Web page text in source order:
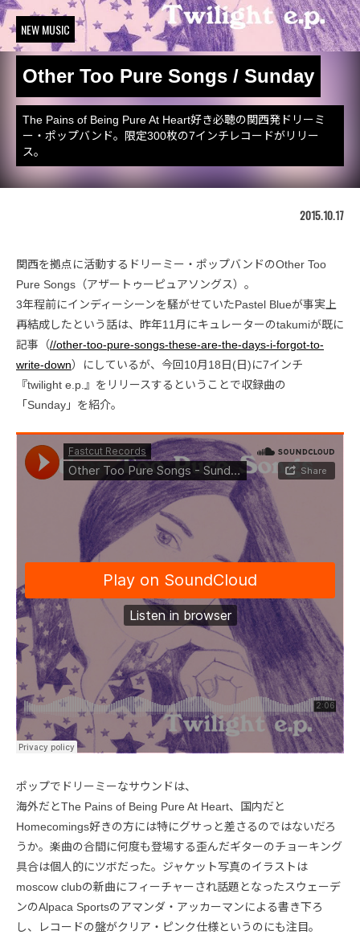
NEW MUSIC
Other Too Pure Songs / Sunday
The Pains of Being Pure At Heart好き必聴の関西発ドリーミ
ー・ポップバンド。限定300枚の7インチレコードがリリー
ス。
2015.10.17
関西を拠点に活動するドリーミー・ポップバンドのOther Too
Pure Songs（アザートゥーピュアソングス）。
3年程前にインディーシーンを騒がせていたPastel Blueが事実上
再結成したという話は、昨年11月にキュレーターのtakumiが既に
記事（//other-too-pure-songs-these-are-the-days-i-forgot-to-
write-down）にしているが、今回10月18日(日)に7インチ
『twilight e.p.』をリリースするということで収録曲の
「Sunday」を紹介。
ポップでドリーミーなサウンドは、
海外だとThe Pains of Being Pure At Heart、国内だと
Homecomings好きの方には特にグサっと差さるのではないだろ
うか。楽曲の合間に何度も登場する歪んだギターのチョーキング
具合は個人的にツボだった。ジャケット写真のイラストは
moscow clubの新曲にフィーチャーされ話題となったスウェーデ
ンのAlpaca Sportsのアマンダ・アッカーマンによる書き下ろ
し、レコードの盤がクリア・ピンク仕様というのにも注目。